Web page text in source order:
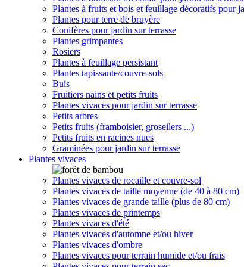
Plantes à fruits et bois et feuillage décoratifs pour
Plantes pour terre de bruyère
Conifères pour jardin sur terrasse
Plantes grimpantes
Rosiers
Plantes à feuillage persistant
Plantes tapissante/couvre-sols
Buis
Fruitiers nains et petits fruits
Plantes vivaces pour jardin sur terrasse
Petits arbres
Petits fruits (framboisier, groseilers ...)
Petits fruits en racines nues
Graminées pour jardin sur terrasse
Plantes vivaces
Plantes vivaces de rocaille et couvre-sol
Plantes vivaces de taille moyenne (de 40 à 80 cm)
Plantes vivaces de grande taille (plus de 80 cm)
Plantes vivaces de printemps
Plantes vivaces d'été
Plantes vivaces d'automne et/ou hiver
Plantes vivaces d'ombre
Plantes vivaces pour terrain humide et/ou frais